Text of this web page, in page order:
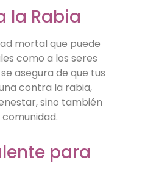
la Rabia
mortal que puede
como a los seres
asegura de que tus
contra la rabia,
sino también
para